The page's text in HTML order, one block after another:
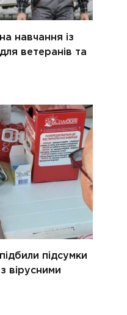
навчання із
ветеранів та
підсумки
вірусними